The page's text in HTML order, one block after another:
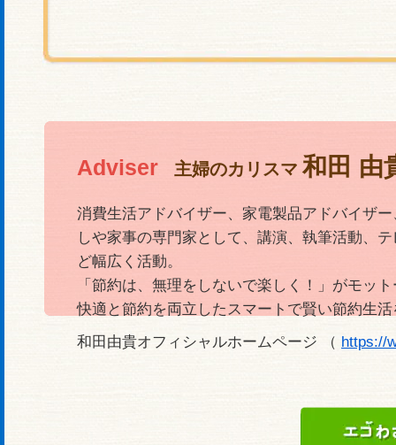
Adviser 主婦のカリスマ 和田 由
消費生活アドバイザー、家電製品アドバイザ
しや家事の専門家として、講演、執筆活動、
ど幅広く活動。
「節約は、無理をしないで楽しく！」がモッ
快適と節約を両立したスマートで賢い節約生
和田由貴オフィシャルホームページ （ https://